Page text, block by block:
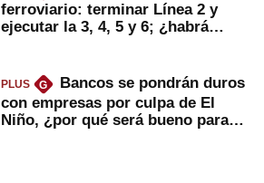
ferroviario: terminar Línea 2 y
ejecutar la 3, 4, 5 y 6; ¿habrá
PLUS G
Bancos se pondrán duros
con empresas por culpa de El
Niño, ¿por qué será bueno para